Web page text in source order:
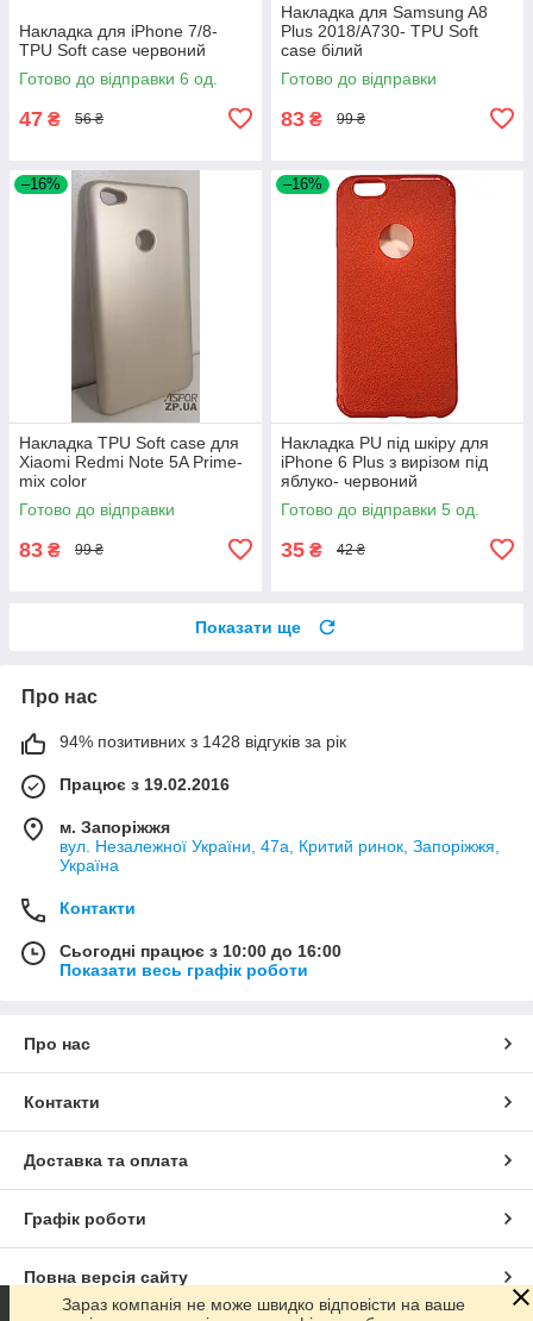
Накладка для iPhone 7/8-
TPU Soft case червоний
Готово до відправки 6 од.
47 ₴ 56 ₴
Накладка для Samsung A8
Plus 2018/A730- TPU Soft
case білий
Готово до відправки
83 ₴ 99 ₴
–16%
Накладка TPU Soft case для
Xiaomi Redmi Note 5A Prime-
mix color
Готово до відправки
83 ₴ 99 ₴
–16%
Накладка PU під шкіру для
iPhone 6 Plus з вирізом під
яблуко- червоний
Готово до відправки 5 од.
35 ₴ 42 ₴
Показати ще
Про нас
94% позитивних з 1428 відгуків за рік
Працює з 19.02.2016
м. Запоріжжя
вул. Незалежної України, 47а, Критий ринок, Запоріжжя,
Україна
Контакти
Сьогодні працює з 10:00 до 16:00
Показати весь графік роботи
Про нас
Контакти
Доставка та оплата
Графік роботи
Повна версія сайту
Зараз компанія не може швидко відповісти на ваше